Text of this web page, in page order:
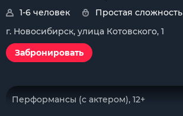
1-6 человек
Простая сложность
г. Новосибирск, улица Котовского, 1
Забронировать
Перформансы (с актером), 12+